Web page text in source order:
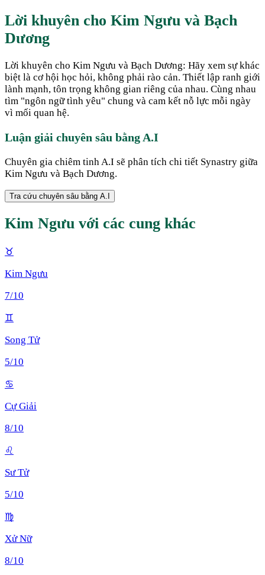
Lời khuyên cho Kim Ngưu và Bạch
Dương
Lời khuyên cho Kim Ngưu và Bạch Dương: Hãy xem sự khác
biệt là cơ hội học hỏi, không phải rào cản. Thiết lập ranh giới
lành mạnh, tôn trọng không gian riêng của nhau. Cùng nhau
tìm "ngôn ngữ tình yêu" chung và cam kết nỗ lực mỗi ngày
vì mối quan hệ.
Luận giải chuyên sâu bằng A.I
Chuyên gia chiêm tinh A.I sẽ phân tích chi tiết Synastry giữa
Kim Ngưu và Bạch Dương.
Tra cứu chuyên sâu bằng A.I
Kim Ngưu với các cung khác
♉
Kim Ngưu
7/10
♊
Song Tử
5/10
♋
Cự Giải
8/10
♌
Sư Tử
5/10
♍
Xử Nữ
8/10